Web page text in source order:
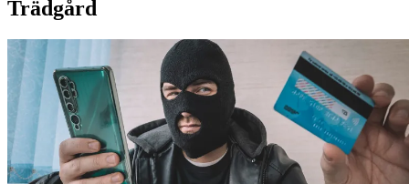
Trädgård